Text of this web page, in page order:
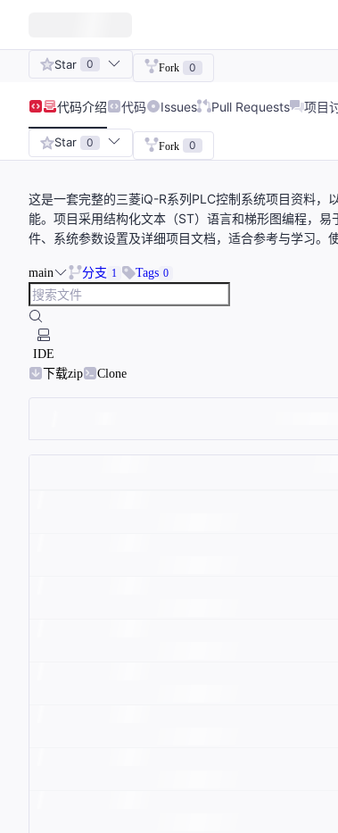
Star 0 Fork 0
代码介绍 代码 Issues Pull Requests 项目
Star 0 Fork 0
这是一套完整的三菱iQ-R系列PLC控制系统项目资料，
能。项目采用结构化文本（ST）语言和梯形图编程，
件、系统参数设置及详细项目文档，适合参考与学习。
main 分支 1 Tags 0
IDE
下载zip
Clone